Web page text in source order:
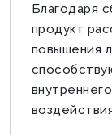
Благодаря
продукт
повышения